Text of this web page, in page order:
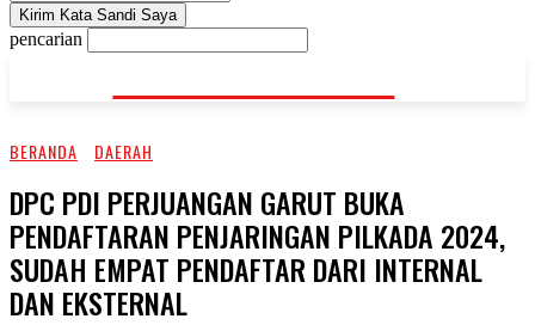
pencarian
KORAN-FAKTA.ID
BERANDA DAERAH
DPC PDI PERJUANGAN GARUT BUKA
PENDAFTARAN PENJARINGAN PILKADA 2024,
SUDAH EMPAT PENDAFTAR DARI INTERNAL
DAN EKSTERNAL